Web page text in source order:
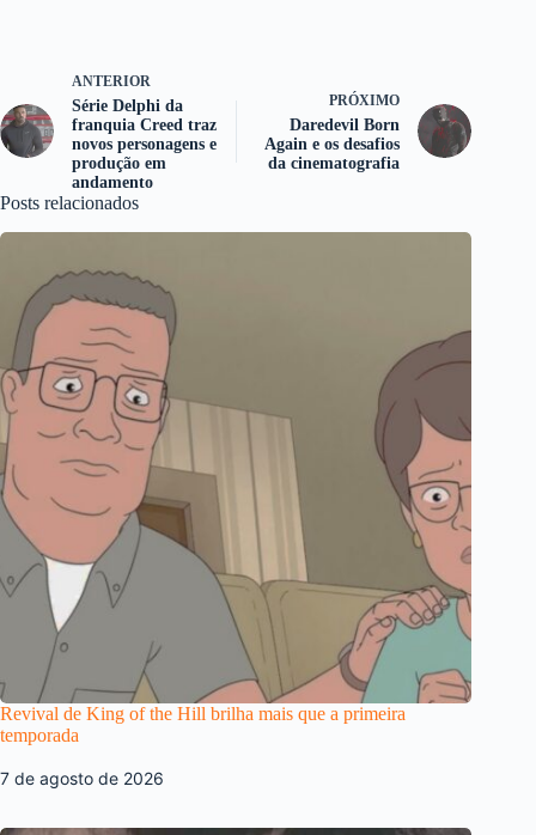
ANTERIOR
Série Delphi da
franquia Creed traz
novos personagens e
produção em
andamento
PRÓXIMO
Daredevil Born
Again e os desafios
da cinematografia
Posts relacionados
Revival de King of the Hill brilha mais que a primeira
temporada
7 de agosto de 2026